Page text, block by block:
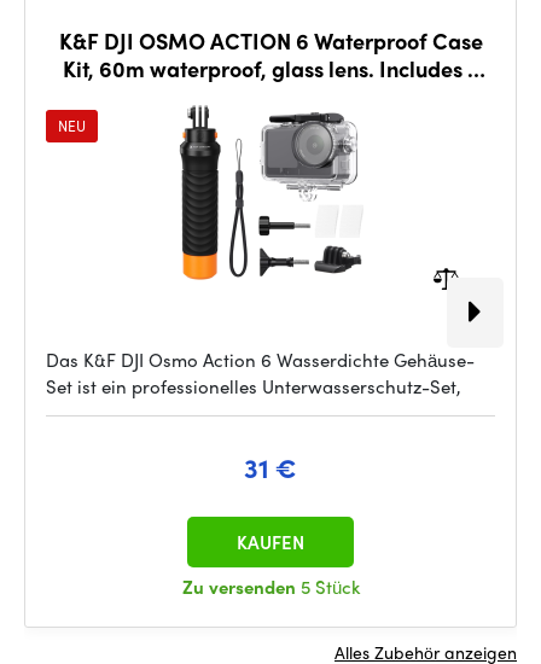
K&F DJI OSMO ACTION 6 Waterproof Case
Kit, 60m waterproof, glass lens. Includes 2
NEU
Das K&F DJI Osmo Action 6 Wasserdichte Gehäuse-
Set ist ein professionelles Unterwasserschutz-Set,
31 €
Zu versenden 5 Stück
KAUFEN
Alles Zubehör anzeigen